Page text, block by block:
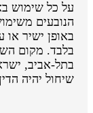
על כל שימוש
הנובעים
באופן ישיר או
בלבד. מקום
בתל-אביב,
שיחול יהיה הדין